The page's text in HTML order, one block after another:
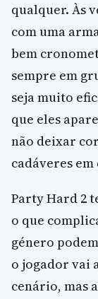
qualquer. Às
com uma
bem
sempre em
seja muito
que eles
não deixar
cadáveres
Party Hard 2
o que
género
o jogador vai
cenário, mas